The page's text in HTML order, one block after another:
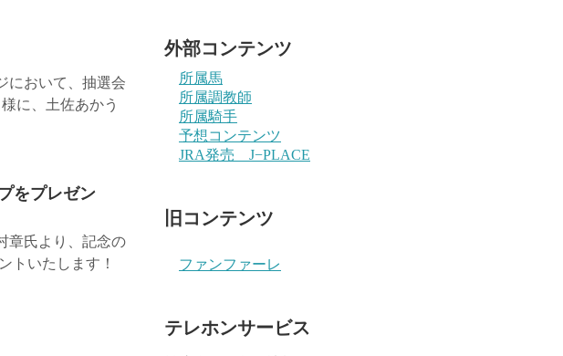
において、抽選会
に、⼟佐あかう
をプレゼン
章氏より、記念の
トいたします！
外部コンテンツ
所属馬
所属調教師
所属騎手
予想コンテンツ
JRA発売 J−PLACE
旧コンテンツ
ファンファーレ
テレホンサービス